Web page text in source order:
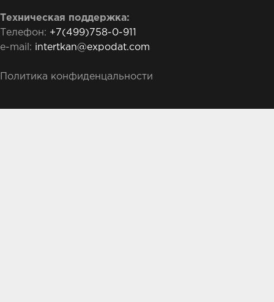
Техническая поддержка:
Телефон: +7(499)758-0-911
e-mail: intertkan@expodat.com
Политика конфиденцальности